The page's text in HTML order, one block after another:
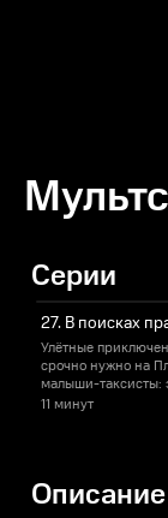
Серии
27. В поисках
Улётные
срочно нужно на
малыши-таксисты:
дальним уголкам
11 минут
Описание